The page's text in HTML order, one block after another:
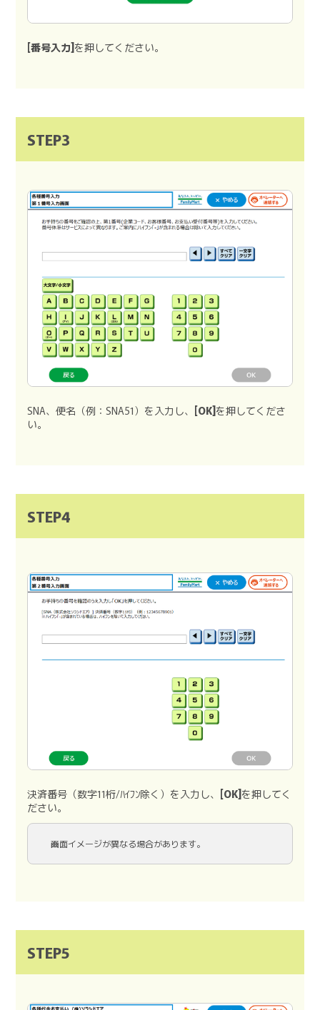
[番号入力]を押してください。
STEP3
SNA、便名（例：SNA51）を入力し、 [OK] を押してくださ
い。
STEP4
決済番号（数字11桁/ﾊｲﾌﾝ除く）を入力し、 [OK]を押してく
ださい。
画面イメージが異なる場合があります。
STEP5